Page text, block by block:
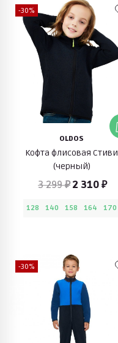
-30%
OLDOS
Кофта флисовая Стиви
(черный)
3 299 ₽ 2 310 ₽
128 140 158 164 170
-30%